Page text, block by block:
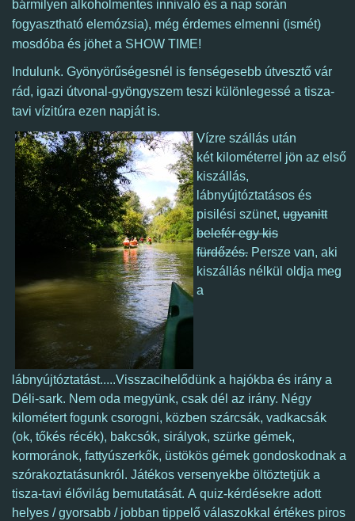
bármilyen alkoholmentes innivaló és a nap során
fogyasztható elemózsia), még érdemes elmenni (ismét)
mosdóba és jöhet a SHOW TIME!
Indulunk. Gyönyörűségesnél is fenségesebb útvesztő vár
rád, igazi útvonal-gyöngyszem teszi különlegessé a tisza-
tavi vízitúra ezen napját is.
Vízre szállás után
két kilométerrel jön az első
kiszállás,
lábnyújtóztatásos és
pisilési szünet, ugyanitt
belefér egy kis
fürdőzés. Persze van, aki
kiszállás nélkül oldja meg
a
lábnyújtóztatást.....Visszacihelődünk a hajókba és irány a
Déli-sark. Nem oda megyünk, csak dél az irány. Négy
kilométert fogunk csorogni, közben szárcsák, vadkacsák
(ok, tőkés récék), bakcsók, sirályok, szürke gémek,
kormoránok, fattyúszerkők, üstökös gémek gondoskodnak a
szórakoztatásunkról. Játékos versenyekbe öltöztetjük a
tisza-tavi élővilág bemutatását. A quiz-kérdésekre adott
helyes / gyorsabb / jobban tippelő válaszokkal értékes piros